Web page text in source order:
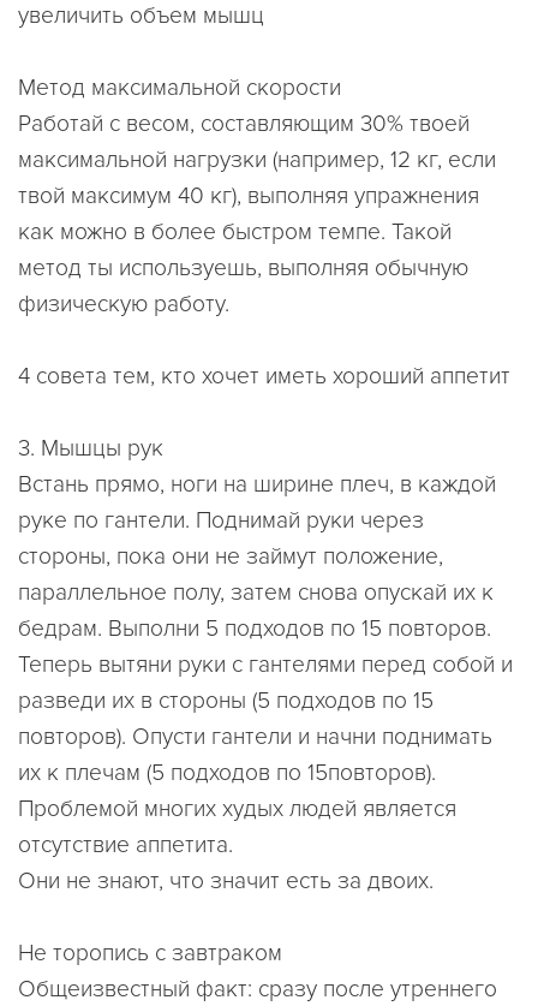
увеличить объем мышц
Метод максимальной скорости
Работай с весом, составляющим 30% твоей
максимальной нагрузки (например, 12 кг, если
твой максимум 40 кг), выполняя упражнения
как можно в более быстром темпе. Такой
метод ты используешь, выполняя обычную
физическую работу.
4 совета тем, кто хочет иметь хороший аппетит
3. Мышцы рук
Встань прямо, ноги на ширине плеч, в каждой
руке по гантели. Поднимай руки через
стороны, пока они не займут положение,
параллельное полу, затем снова опускай их к
бедрам. Выполни 5 подходов по 15 повторов.
Теперь вытяни руки с гантелями перед собой и
разведи их в стороны (5 подходов по 15
повторов). Опусти гантели и начни поднимать
их к плечам (5 подходов по 15повторов).
Проблемой многих худых людей является
отсутствие аппетита.
Они не знают, что значит есть за двоих.
Не торопись с завтраком
Общеизвестный факт: сразу после утреннего